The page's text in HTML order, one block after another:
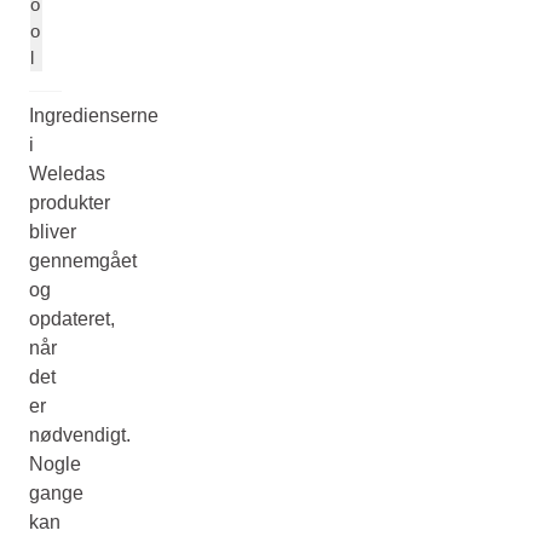
o
o
l
Ingredienserne
i
Weledas
produkter
bliver
gennemgået
og
opdateret,
når
det
er
nødvendigt.
Nogle
gange
kan